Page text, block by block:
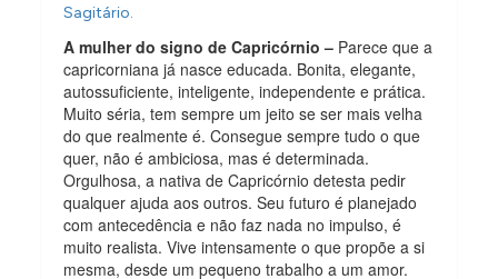
Sagitário.
A mulher do signo de Capricórnio – Parece que a
capricorniana já nasce educada. Bonita, elegante,
autossuficiente, inteligente, independente e prática.
Muito séria, tem sempre um jeito se ser mais velha
do que realmente é. Consegue sempre tudo o que
quer, não é ambiciosa, mas é determinada.
Orgulhosa, a nativa de Capricórnio detesta pedir
qualquer ajuda aos outros. Seu futuro é planejado
com antecedência e não faz nada no impulso, é
muito realista. Vive intensamente o que propõe a si
mesma, desde um pequeno trabalho a um amor.